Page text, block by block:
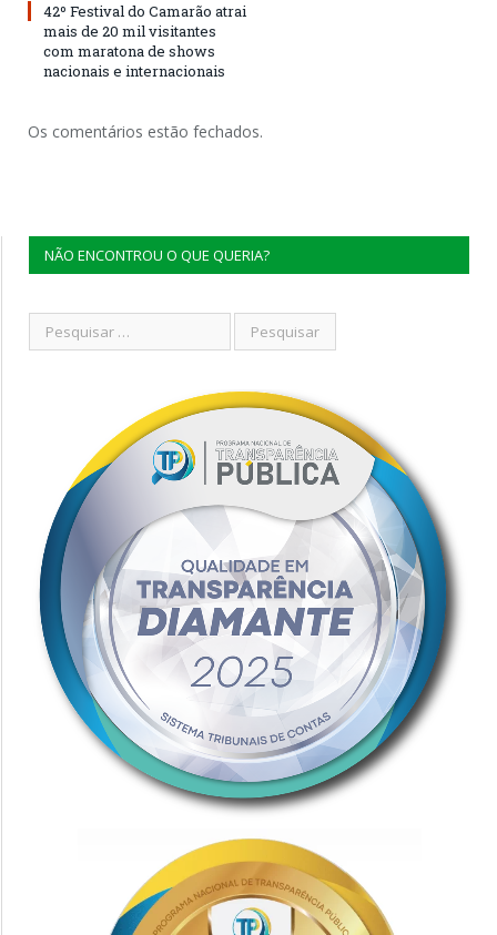
42º Festival do Camarão atrai
mais de 20 mil visitantes
com maratona de shows
nacionais e internacionais
Os comentários estão fechados.
NÃO ENCONTROU O QUE QUERIA?